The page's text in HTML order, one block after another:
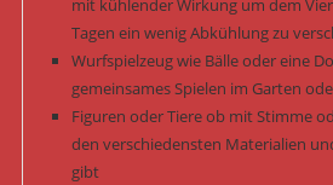
mit kühlender Wirkung um dem
Tagen ein wenig Abkühlung zu
Wurfspielzeug wie Bälle oder eine
gemeinsames Spielen im Garten
Figuren oder Tiere ob mit Stimme
den verschiedensten Materialien
gibt